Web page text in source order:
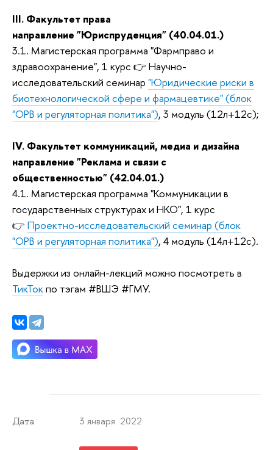
III. Факультет права
направление "Юриспруденция" (40.04.01.)
3.1. Магистерская программа "Фармправо и
здравоохранение", 1 курс 👉 Научно-
исследовательский семинар "Юридические риски в
биотехнологической сфере и фармацевтике" (блок
"ОРВ и регуляторная политика"), 3 модуль (12л+12с);
IV. Факультет коммуникаций, медиа и дизайна
направление "Реклама и связи с
общественностью" (42.04.01.)
4.1. Магистерская программа "Коммуникации в
государственных структурах и НКО", 1 курс
👉 Проектно-исследовательский семинар (блок
"ОРВ и регуляторная политика"), 4 модуль (14л+12с).
Выдержки из онлайн-лекций можно посмотреть в
ТикТокпо тэгам #ВШЭ #ГМУ.
Дата 3 января 2022